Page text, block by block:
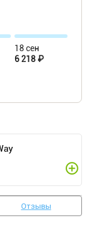
18 сен
6 218 ₽
Отзывы